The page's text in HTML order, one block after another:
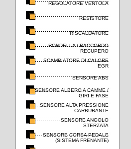
REGOLATORE VENTOLA
RESISTORE
RISCALDATORE
RONDELLA / RACCORDO
RECUPERO
SCAMBIATORE DI CALORE
EGR
SENSORE ABS
SENSORE ALBERO A CAMME /
GIRI E FASE
SENSORE ALTA PRESSIONE
CARBURANTE
SENSORE ANGOLO
STERZATA
SENSORE CORSA PEDALE
(SISTEMA FRENANTE)